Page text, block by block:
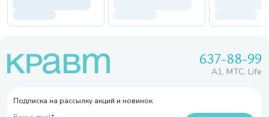
637-88-99
A1, МТС, Life
Подписка на рассылку акций и новинок